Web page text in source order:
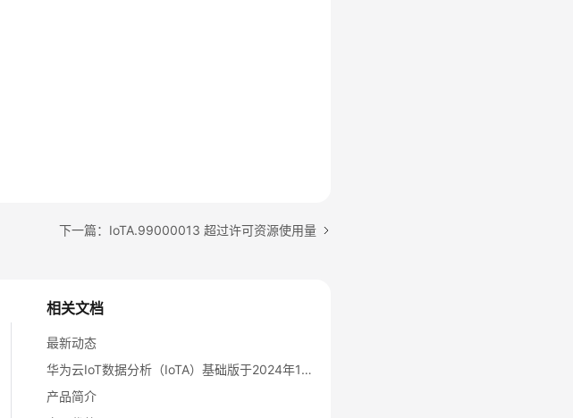
下一篇：IoTA.99000013 超过许可资源使用量
相关文档
最新动态
华为云IoT数据分析（IoTA）基础版于2024年12月30日24：00（北京时间）停售/下线通知
产品简介